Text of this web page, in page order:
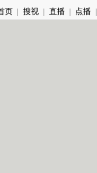
页 | 搜视 | 直播 | 点播 |